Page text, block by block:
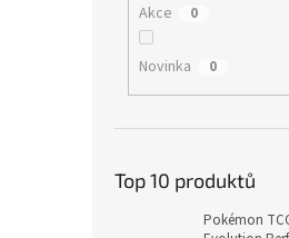
Akce 0
Novinka 0
Top 10 produktů
Pokémon